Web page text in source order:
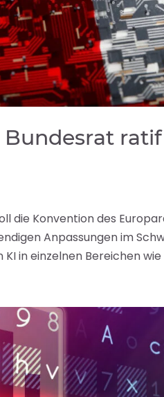
die Konvention des
Anpassungen im
in einzelnen Bereichen wie